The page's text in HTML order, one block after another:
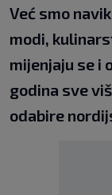
Već smo
modi,
mijenjaju se i
godina sve
odabire